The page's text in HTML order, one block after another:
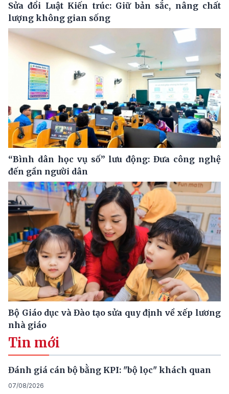
Sửa đổi Luật Kiến trúc: Giữ bản sắc, nâng chất
lượng không gian sống
“Bình dân học vụ số” lưu động: Đưa công nghệ
đến gần người dân
Bộ Giáo dục và Đào tạo sửa quy định về xếp lương
nhà giáo
Tin mới
Đánh giá cán bộ bằng KPI: "bộ lọc" khách quan
07/08/2026